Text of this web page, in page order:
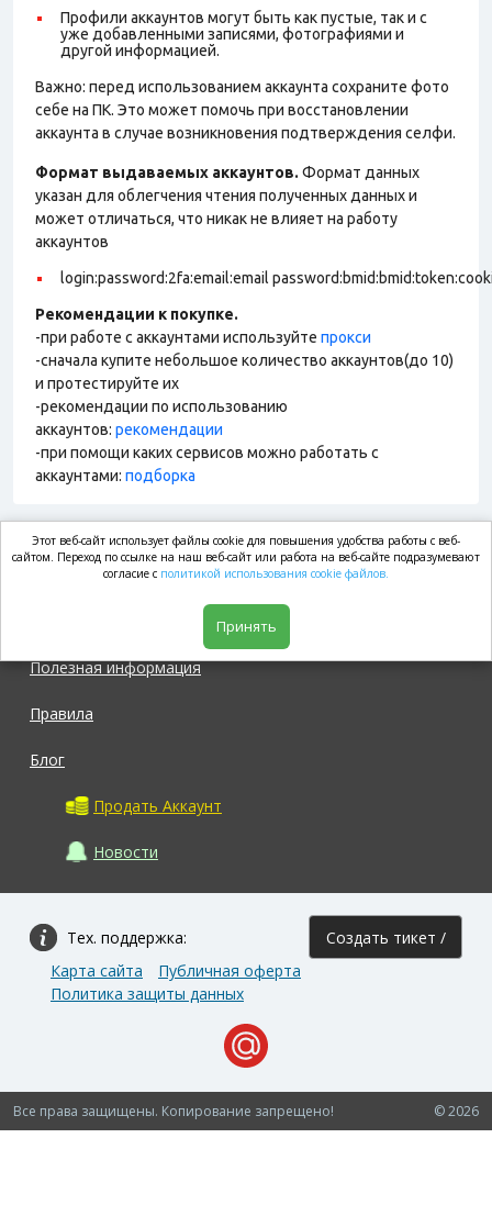
Профили аккаунтов могут быть как пустые, так и с
уже добавленными записями, фотографиями и
другой информацией.
Важно: перед использованием аккаунта сохраните фото
себе на ПК. Это может помочь при восстановлении
аккаунта в случае возникновения подтверждения селфи.
Формат выдаваемых аккаунтов. Формат данных
указан для облегчения чтения полученных данных и
может отличаться, что никак не влияет на работу
аккаунтов
login:password:2fa:email:email
Рекомендации к покупке.
-при работе с аккаунтами используйте прокси
-сначала купите небольшое количество аккаунтов(до 10)
и протестируйте их
-рекомендации по использованию
аккаунтов: рекомендации
-при помощи каких сервисов можно работать с
аккаунтами: подборка
market.com
Полезная информация
Правила
Блог
Продать Аккаунт
Новости
Тех. поддержка: Создать тикет /
Карта сайта
Публичная оферта
Политика защиты данных
© 2026
Все права защищены. Копирование запрещено!
Этот веб-сайт использует файлы cookie для повышения удобства работы с веб-
сайтом. Переход по ссылке на наш веб-сайт или работа на веб-сайте подразумевают
согласие с политикой использования cookie файлов.
Принять